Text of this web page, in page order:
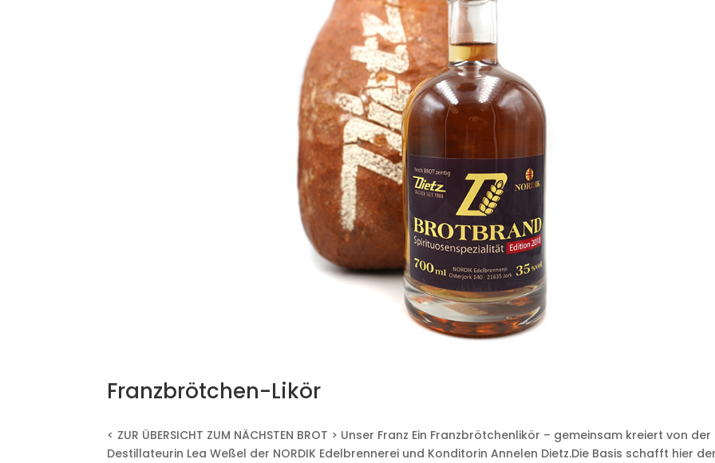
Franzbrötchen-Likör
< ZUR ÜBERSICHT ZUM NÄCHSTEN BROT > Unser Franz Ein Franzbrötchenlikör – gemeinsam kreiert von der
Destillateurin Lea Weßel der NORDIK Edelbrennerei und Konditorin Annelen Dietz.Die Basis schafft hier